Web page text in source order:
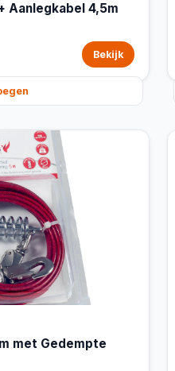
Aanlegkabel 4,5m
Bekijk
met Gedempte